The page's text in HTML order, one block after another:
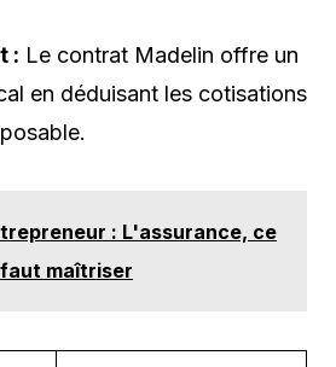
: Le contrat Madelin offre un
en déduisant les cotisations
: L'assurance, ce
maîtriser